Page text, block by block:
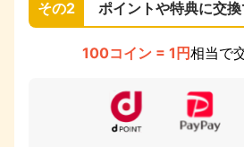
その2 ポイントや特典に交換
100コイン = 1円相当で